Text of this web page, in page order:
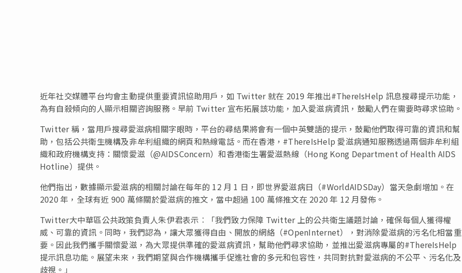
近年社交媒體平台均會主動提供重要資訊協助用戶，如 Twitter 就在 2019 年推出#ThereIsHelp 訊息搜尋提示功能，
為有自殺傾向的人顯示相關咨詢服務。早前 Twitter 宣布拓展該功能，加入愛滋病資訊，鼓勵人們在需要時尋求協助。
Twitter 稱，當用戶搜尋愛滋病相關字眼時，平台的尋結果將會有一個中英雙語的提示，鼓勵他們取得可靠的資訊和幫
助，包括公共衛生機構及非牟利組織的網頁和熱線電話。而在香港，#ThereIsHelp 愛滋病通知服務透過兩個非牟利組
織和政府機構支持：關懷愛滋（@AIDSConcern）和香港衞生署愛滋熱線（Hong Kong Department of Health AIDS
Hotline）提供。
他們指出，數據顯示愛滋病的相關討論在每年的 12 月 1 日，即世界愛滋病日（#WorldAIDSDay）當天急劇增加。在
2020 年，全球有近 900 萬條關於愛滋病的推文，當中超過 100 萬條推文在 2020 年 12 月發佈。
Twitter大中華區公共政策負責人朱伊君表示︰「我們致力保障 Twitter 上的公共衛生議題討論，確保每個人獲得權
威、可靠的資訊。同時，我們認為，讓大眾獲得自由、開放的網絡（#OpenInternet），對消除愛滋病的污名化相當重
要。因此我們攜手關懷愛滋，為大眾提供準確的愛滋病資訊，幫助他們尋求協助，並推出愛滋病專屬的#ThereIsHelp
提示訊息功能。展望未來，我們期望與合作機構攜手促進社會的多元和包容性，共同對抗對愛滋病的不公平、污名化及
歧視。」